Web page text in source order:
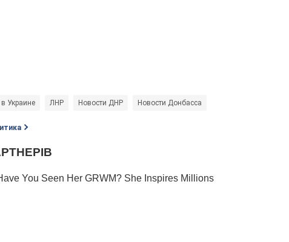
Украине ЛНР Новости ДНР Новости Донбасса